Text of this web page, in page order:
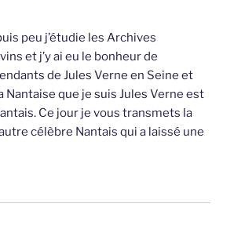
peu j’étudie les Archives
et j’y ai eu le bonheur de
de Jules Verne en Seine et
Nantaise que je suis Jules Verne est
Ce jour je vous transmets la
célèbre Nantais qui a laissé une